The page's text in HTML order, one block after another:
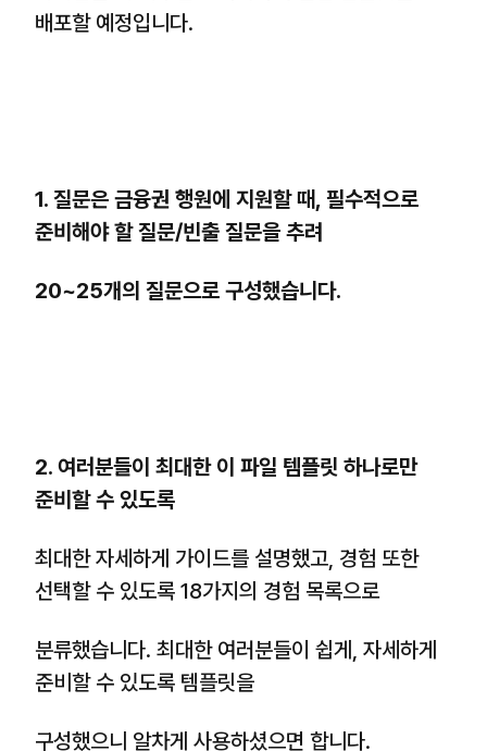
배포할 예정입니다.
1. 질문은 금융권 행원에 지원할 때, 필수적으로
준비해야 할 질문/빈출 질문을 추려
20~25개의 질문으로 구성했습니다.
2. 여러분들이 최대한 이 파일 템플릿 하나로만
준비할 수 있도록
최대한 자세하게 가이드를 설명했고, 경험 또한
선택할 수 있도록 18가지의 경험 목록으로
분류했습니다. 최대한 여러분들이 쉽게, 자세하게
준비할 수 있도록 템플릿을
구성했으니 알차게 사용하셨으면 합니다.